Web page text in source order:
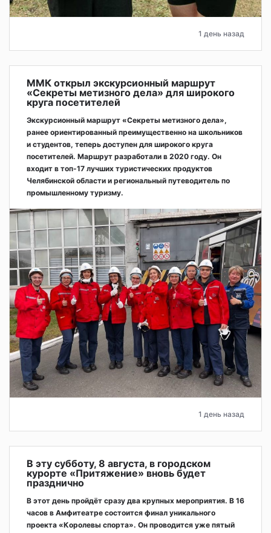
1 день назад
ММК открыл экскурсионный маршрут
«Секреты метизного дела» для широкого
круга посетителей
Экскурсионный маршрут «Секреты метизного дела»,
ранее ориентированный преимущественно на школьников
и студентов, теперь доступен для широкого круга
посетителей. Маршрут разработали в 2020 году. Он
входит в топ-17 лучших туристических продуктов
Челябинской области и региональный путеводитель по
промышленному туризму.
1 день назад
В эту субботу, 8 августа, в городском
курорте «Притяжение» вновь будет
празднично
В этот день пройдёт сразу два крупных мероприятия. В 16
часов в Амфитеатре состоится финал уникального
проекта «Королевы спорта». Он проводится уже пятый